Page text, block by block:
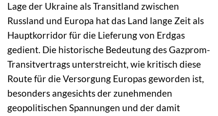
Lage der Ukraine als Transitland zwischen
Russland und Europa hat das Land lange Zeit als
Hauptkorridor für die Lieferung von Erdgas
gedient. Die historische Bedeutung des Gazprom-
Transitvertrags unterstreicht, wie kritisch diese
Route für die Versorgung Europas geworden ist,
besonders angesichts der zunehmenden
geopolitischen Spannungen und der damit